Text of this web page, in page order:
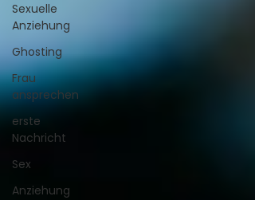
Sexuelle
Anziehung
Ghosting
Frau
ansprechen
erste
Nachricht
Sex
Anziehung